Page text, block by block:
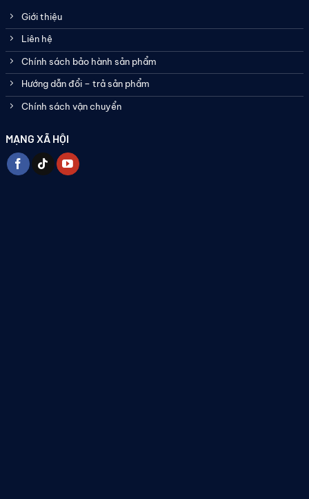
Giới thiệu
Liên hệ
Chính sách bảo hành sản phẩm
Hướng dẫn đổi – trả sản phẩm
Chính sách vận chuyển
MẠNG XÃ HỘI